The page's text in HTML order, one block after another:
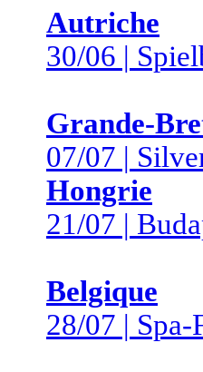
Autriche
30/06 |
Grande-
07/07 |
Hongrie
21/07 |
Belgique
28/07 | Spa-